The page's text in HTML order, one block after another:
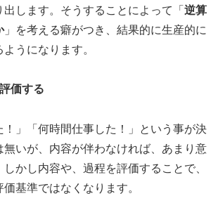
します。そうすることによって「 逆算
」を考える癖がつき、結果的に生産的に
うになります。
価する
！」「何時間仕事した！」という事が決
無いが、内容が伴わなければ、あまり意
かし内容や、過程を評価することで、
価基準ではなくなります。